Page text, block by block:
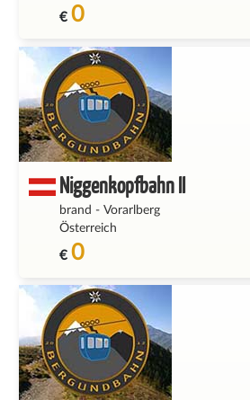
€ 0
Niggenkopfbahn II
brand - Vorarlberg
Österreich
€ 0